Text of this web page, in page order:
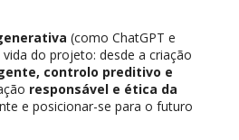
(como ChatGPT e
do projeto: desde a criação
controlo preditivo e
responsável e ética da
e posicionar-se para o futuro